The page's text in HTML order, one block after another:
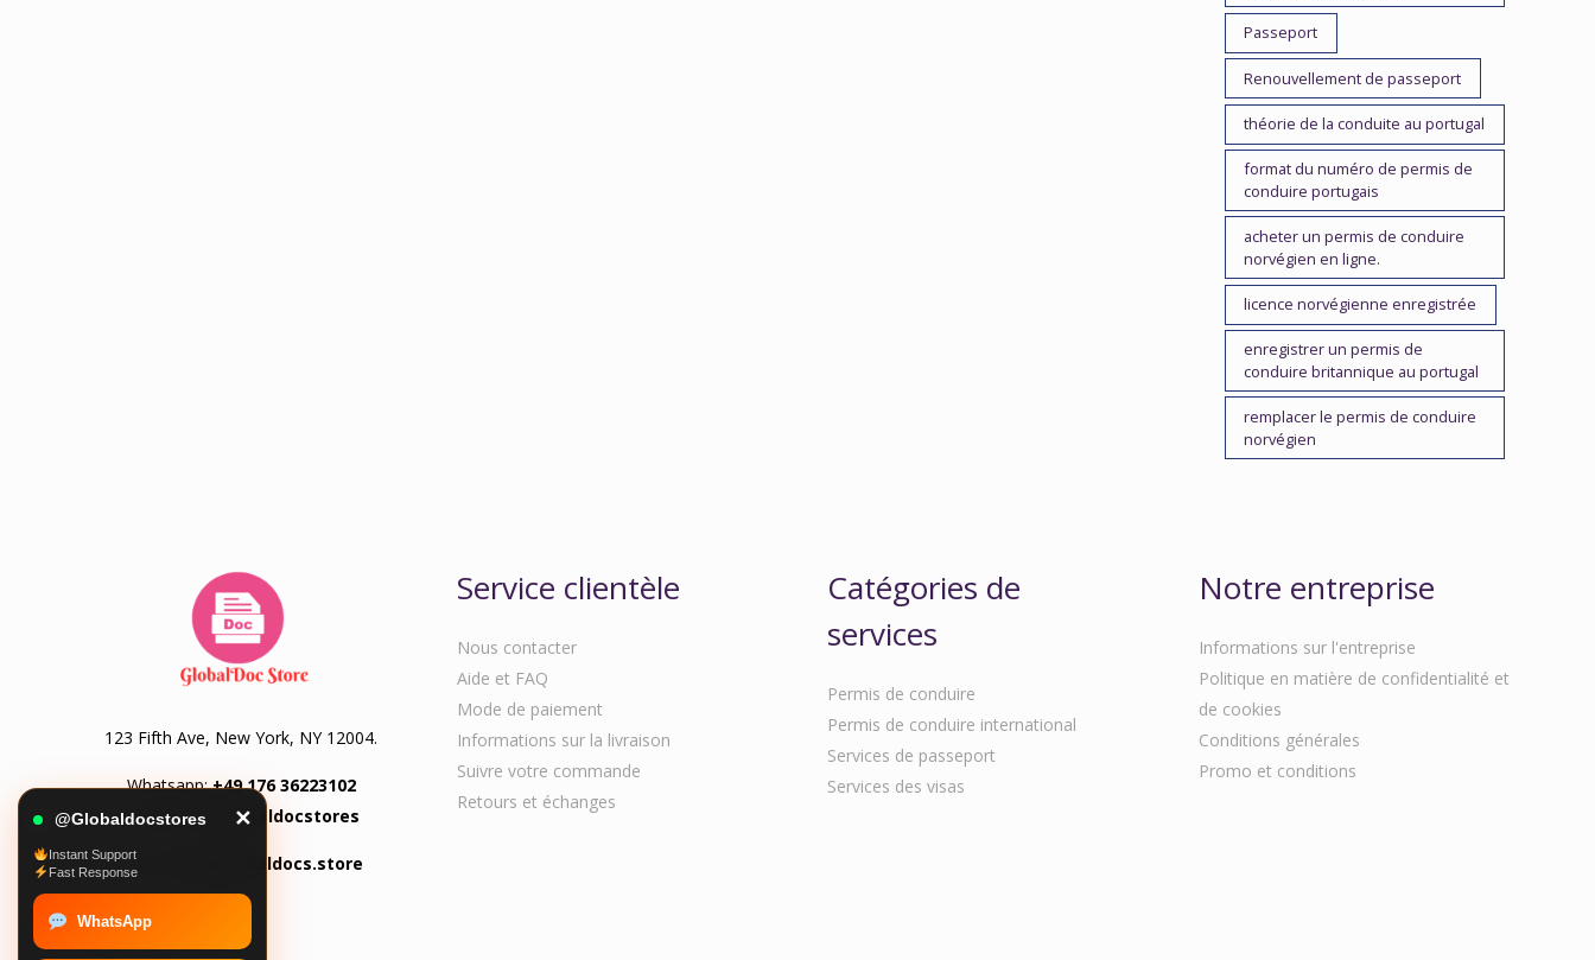
Passeport
Renouvellement de passeport
théorie de la conduite au portugal
format du numéro de permis de
conduire portugais
acheter un permis de conduire
norvégien en ligne.
licence norvégienne enregistrée
enregistrer un permis de
conduire britannique au portugal
remplacer le permis de conduire
norvégien
123 Fifth Ave, New York, NY 12004.
Whatsapp:+49 176 36223102
Telegram:@Globaldocstores
Email: info@globaldocs.store
Service clientèle
Nous contacter
Aide et FAQ
Mode de paiement
Informations sur la livraison
Suivre votre commande
Retours et échanges
Catégories de
services
Permis de conduire
Permis de conduire international
Services de passeport
Services des visas
Notre entreprise
Informations sur l'entreprise
Politique en matière de confidentialité et
de cookies
Conditions générales
Promo et conditions
@Globaldocstores ✕
Instant Support
Fast Response
WhatsApp